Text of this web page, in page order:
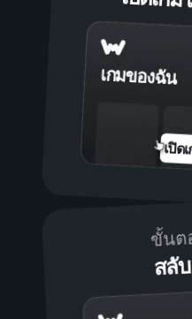
เกมของฉัน
เปิด
ขั้นต
สลั